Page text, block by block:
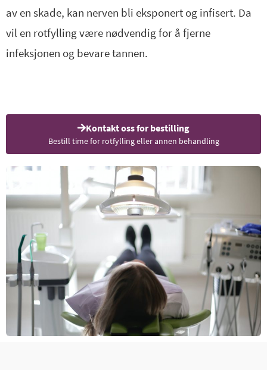
av en skade, kan nerven bli eksponert og infisert. Da
vil en rotfylling være nødvendig for å fjerne
infeksjonen og bevare tannen.
Kontakt oss for bestilling
Bestill time for rotfylling eller annen behandling